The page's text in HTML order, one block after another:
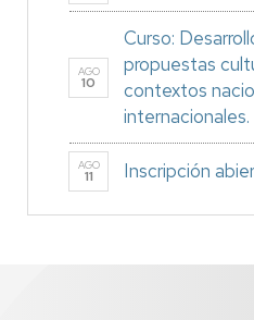
AGO
10
Curso:
propuestas
contextos
internacionales.
AGO
11 Inscripción